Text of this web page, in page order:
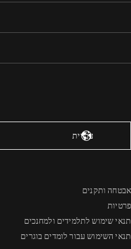
עברית
אבטחה ותקנים
פרטיות
תנאי שימוש לתלמידים ולמחנכים
תנאי השימוש עבור לומדים בוגרים